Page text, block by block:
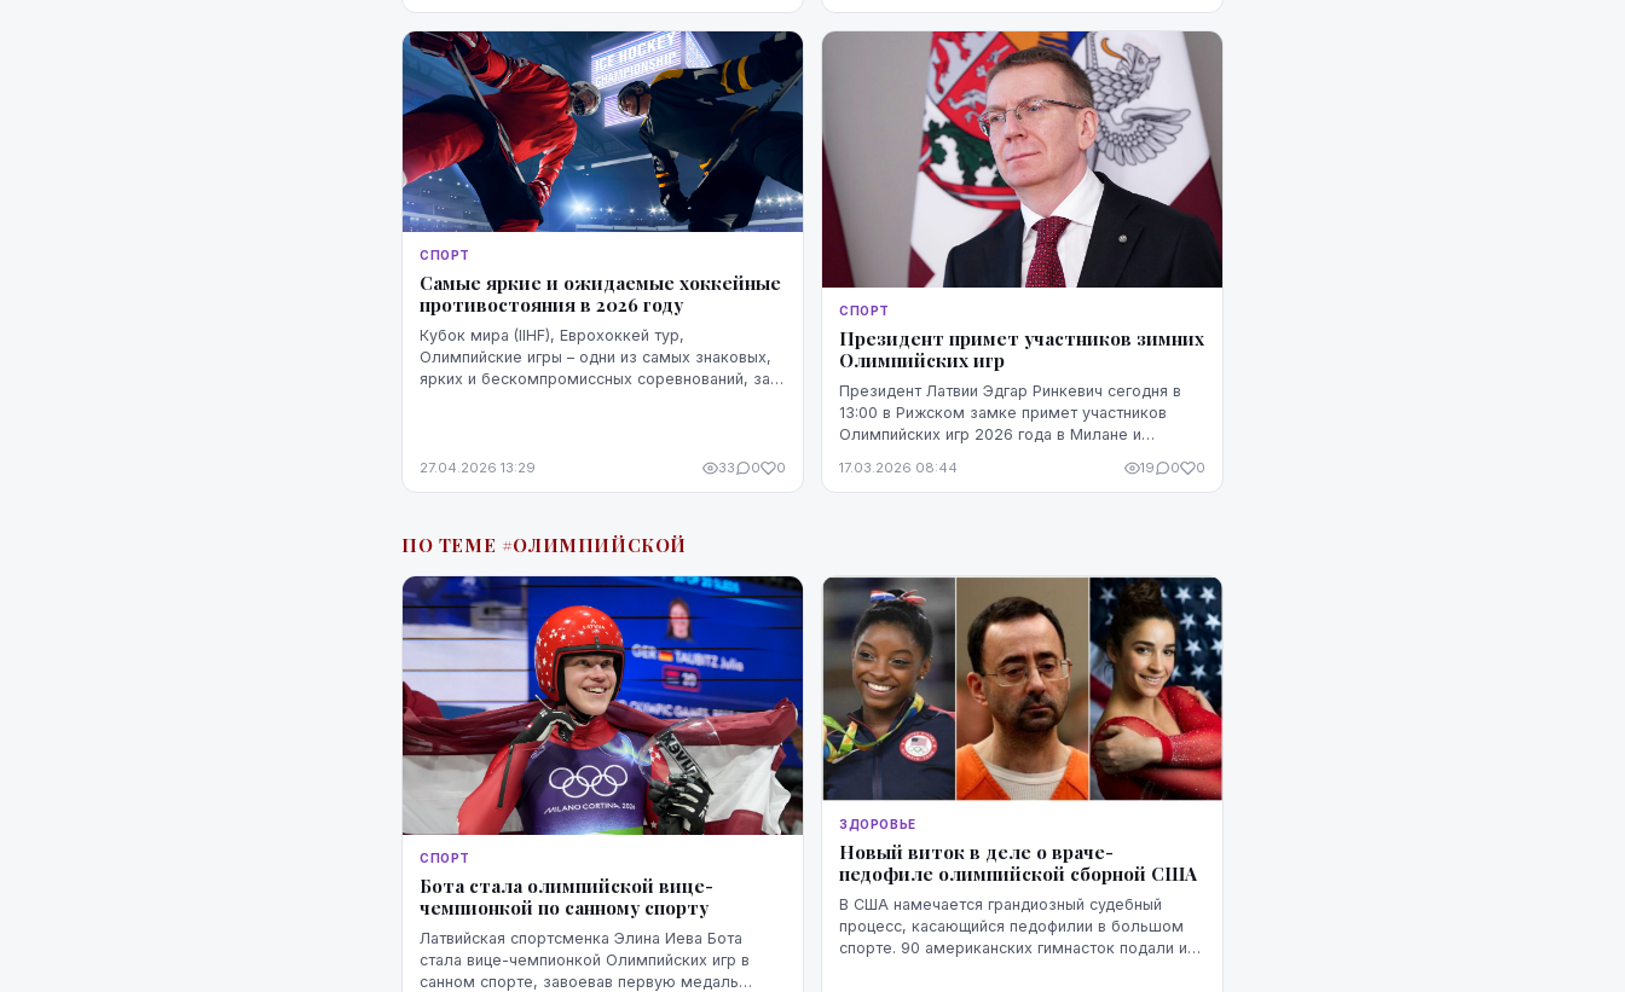
СПОРТ
Самые яркие и ожидаемые хоккейные
противостояния в 2026 году
Кубок мира (IIHF), Еврохоккей тур,
Олимпийские игры – одни из самых знаковых,
ярких и бескомпромиссных соревнований, за
27.04.2026 13:29 33 0 0
СПОРТ
Президент примет участников зимних
Олимпийских игр
Президент Латвии Эдгар Ринкевич сегодня в
13:00 в Рижском замке примет участников
Олимпийских игр 2026 года в Милане и
17.03.2026 08:44 19 0 0
ПО ТЕМЕ #ОЛИМПИЙСКОЙ
СПОРТ
Бота стала олимпийской вице-
чемпионкой по санному спорту
Латвийская спортсменка Элина Иева Бота
стала вице-чемпионкой Олимпийских игр в
санном спорте, завоевав первую медаль
ЗДОРОВЬЕ
Новый виток в деле о враче-
педофиле олимпийской сборной США
В США намечается грандиозный судебный
процесс, касающийся педофилии в большом
спорте. 90 американских гимнасток подали иск